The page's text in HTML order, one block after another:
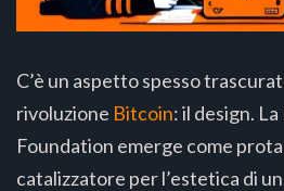
C’è un aspetto spesso
rivoluzione Bitcoin: il design.
Foundation emerge come
catalizzatore per l’estetica di